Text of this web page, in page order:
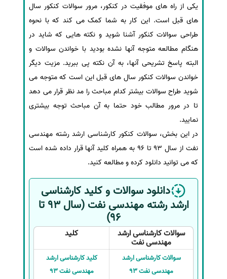
یکی از راه های موفقیت در کنکور، مرور سوالات کنکور سال
های قبل است. این کار به شما کمک می کند که با نحوه
طراحی سوالات کنکور آشنا شوید و نکته هایی که شاید در
هنگام مطالعه متوجه آنها نشده بودید با خواندن سوالات و
البته پاسخ تشریحی آنها، به آن نکته پی ببرید. مزیت دیگر
خواندن سوالات کنکور سال های قبل این است که متوجه می
شوید طراح سوالات بیشتر کدام مباحث را مد نظر قرار می دهد
تا در مرور مطالب خود حتما به آن مباحث توجه بیشتری
نمایید.
در این بخش، سوالات کنکور کارشناسی ارشد رشته مهندسی
نفت از سال 93 تا 96 به همراه کلید آنها قرار داده شده است
که می توانید دانلود کرده و مطالعه کنید.
دانلود سوالات و کلید کارشناسی
ارشد رشته مهندسی نفت (سال 93 تا
96)
سوالات کارشناسی ارشد
مهندسی نفت
کلید
سوالات کارشناسی ارشد
مهندسی نفت 93
کلید کارشناسی ارشد
مهندسی نفت 93